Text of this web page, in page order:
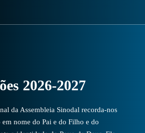
2026-2027
da Assembleia Sinodal recorda-nos
nome do Pai e do Filho e do